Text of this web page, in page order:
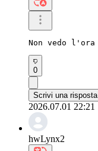
Non vedo
0
Scrivi una risposta
2026.07.01 22:21
hwLynx2